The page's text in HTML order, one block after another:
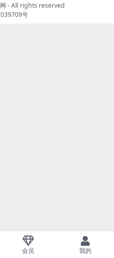
- All rights reserved
号
会员 我的